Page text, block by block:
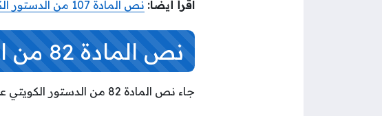
اقرأ أيضًا: نص المادة 107 من الدستور الكويتي
نص المادة 82 من الدستور الكويتي
جاء نص المادة 82 من الدستور الكويتي على النحو التالي: